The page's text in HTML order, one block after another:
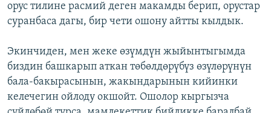
орус тилине расмий деген макамды берип, орустар
суранбаса дагы, бир чети ошону айтты кылдык.
Экинчиден, мен жеке өзүмдүн жыйынтыгымда
биздин башкарып аткан төбөлдөрүбүз өзүлөрүнүн
бала-бакырасынын, жакындарынын кийинки
келечегин ойлоду окшойт. Ошолор кыргызча